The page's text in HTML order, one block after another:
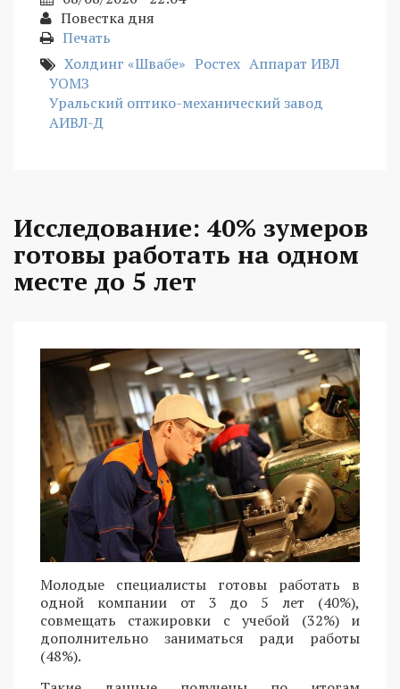
Повестка дня
Печать
Холдинг «Швабе» Ростех Аппарат ИВЛ
УОМЗ
Уральский оптико-механический завод
АИВЛ-Д
Исследование: 40% зумеров
готовы работать на одном
месте до 5 лет
Молодые специалисты готовы работать в
одной компании от 3 до 5 лет (40%),
совмещать стажировки с учебой (32%) и
дополнительно заниматься ради работы
(48%).